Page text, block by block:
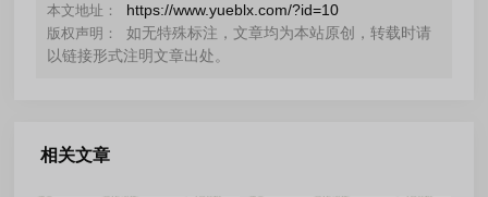
本文地址： https://www.yueblx.com/?id=10
版权声明：
如无特殊标注，文章均为本站原创，转载时请
以链接形式注明文章出处。
相关文章